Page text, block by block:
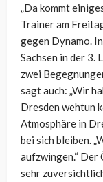
„Da kommt
Trainer am
gegen Dynamo.
Sachsen in der 3.
zwei
sagt auch: „Wir
Dresden wehtun
Atmosphäre in
bei sich bleiben.
aufzwingen.“
sehr